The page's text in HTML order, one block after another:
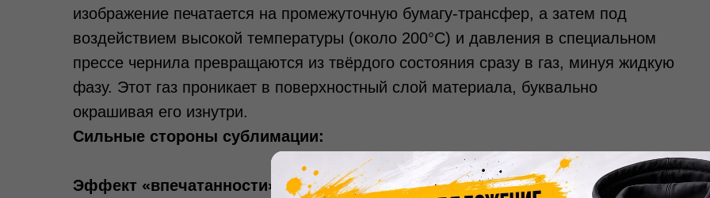
изображение печатается на промежуточную бумагу-трансфер, а затем под
воздействием высокой температуры (около 200°C) и давления в специальном
прессе чернила превращаются из твёрдого состояния сразу в газ, минуя жидкую
фазу. Этот газ проникает в поверхностный слой материала, буквально
окрашивая его изнутри.
Сильные стороны сублимации:
Эффект «впечатанности».
Изображение становится частью материала, не